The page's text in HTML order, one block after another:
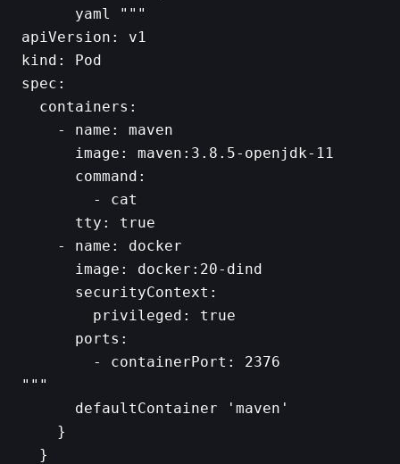
      yaml """
apiVersion: v1
kind: Pod
spec:
  containers:
    - name: maven
      image: maven:3.8.5-openjdk-11
      command:
        - cat
      tty: true
    - name: docker
      image: docker:20-dind
      securityContext:
        privileged: true
      ports:
        - containerPort: 2376
"""
      defaultContainer 'maven'
    }
  }